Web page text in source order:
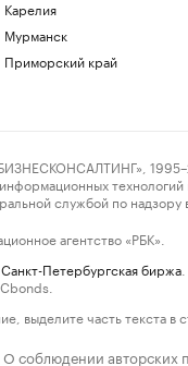
Карелия
Мурманск
Приморский край
службой по
агентство «РБК».
Санкт-Петербургская биржа
выделите часть текста в
О соблюдении авторских